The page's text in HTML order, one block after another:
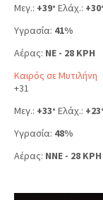
Μεγ.: +39° Ελάχ.: +30°
Υγρασία: 41%
Αέρας: NE - 28 KPH
Καιρός σε Μυτιλήνη
+31
Μεγ.: +33° Ελάχ.: +23°
Υγρασία: 48%
Αέρας: NNE - 28 KPH